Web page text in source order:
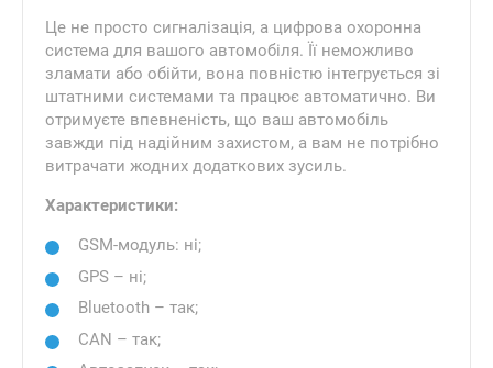
Це не просто сигналізація, а цифрова охоронна
система для вашого автомобіля. Її неможливо
зламати або обійти, вона повністю інтегрується зі
штатними системами та працює автоматично. Ви
отримуєте впевненість, що ваш автомобіль
завжди під надійним захистом, а вам не потрібно
витрачати жодних додаткових зусиль.
Характеристики:
GSM-модуль: ні;
GPS – ні;
Bluetooth – так;
CAN – так;